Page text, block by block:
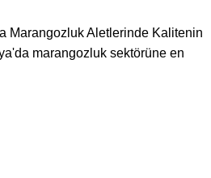
Marangozluk Aletlerinde Kalitenin
marangozluk sektörüne en